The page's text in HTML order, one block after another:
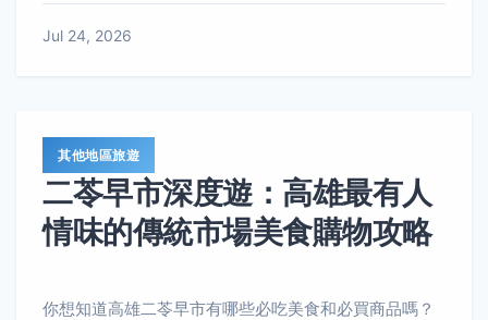
Jul 24, 2026
其他地區旅遊
二苓早市深度遊：高雄最有人
情味的傳統市場美食購物攻略
你想知道高雄二苓早市有哪些必吃美食和必買商品嗎？